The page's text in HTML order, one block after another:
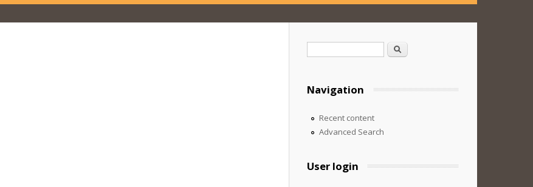
Search
Navigation
Recent content
Advanced Search
User login